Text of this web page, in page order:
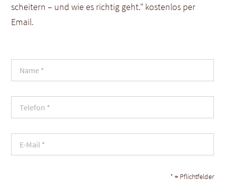
scheitern – und wie es richtig geht." kostenlos per
Email.
* = Pflichtfelder